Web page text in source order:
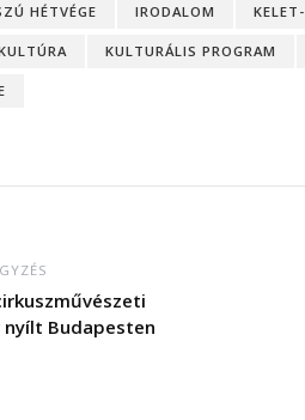
HÉTVÉGE IRODALOM
KULTURÁLIS PROGRAM
Budapesten